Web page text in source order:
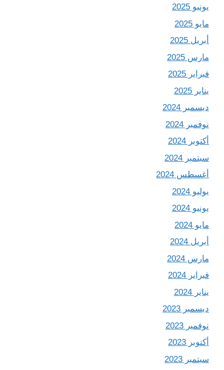
يونيو 2025
مايو 2025
أبريل 2025
مارس 2025
فبراير 2025
يناير 2025
ديسمبر 2024
نوفمبر 2024
أكتوبر 2024
سبتمبر 2024
أغسطس 2024
يوليو 2024
يونيو 2024
مايو 2024
أبريل 2024
مارس 2024
فبراير 2024
يناير 2024
ديسمبر 2023
نوفمبر 2023
أكتوبر 2023
سبتمبر 2023